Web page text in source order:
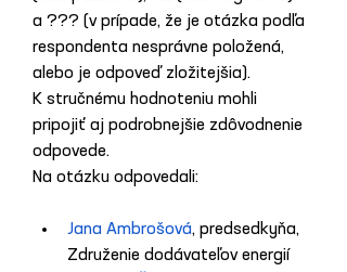
a ??? (v prípade, že je otázka podľa
respondenta nesprávne položená,
alebo je odpoveď zložitejšia).
K stručnému hodnoteniu mohli
pripojiť aj podrobnejšie zdôvodnenie
odpovede.
Na otázku odpovedali:
Jana Ambrošová, predsedkyňa,
Združenie dodávateľov energií